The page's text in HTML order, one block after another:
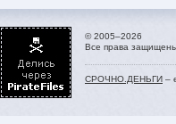
© 2005–2026
Все права
СРОЧНО.ДЕНЬГИ –